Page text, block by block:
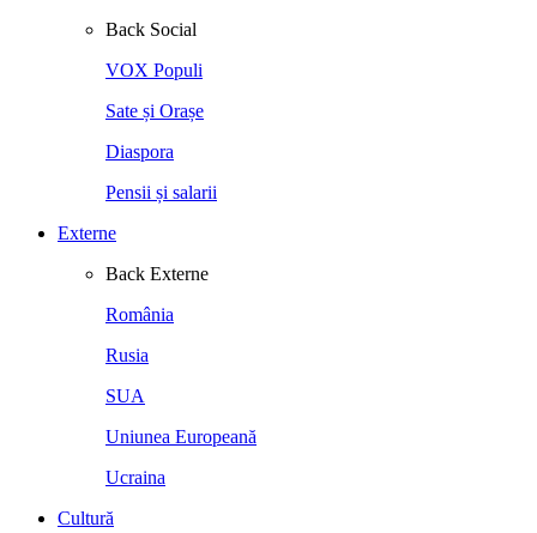
Back Social
VOX Populi
Sate și Orașe
Diaspora
Pensii și salarii
Externe
Back Externe
România
Rusia
SUA
Uniunea Europeană
Ucraina
Cultură